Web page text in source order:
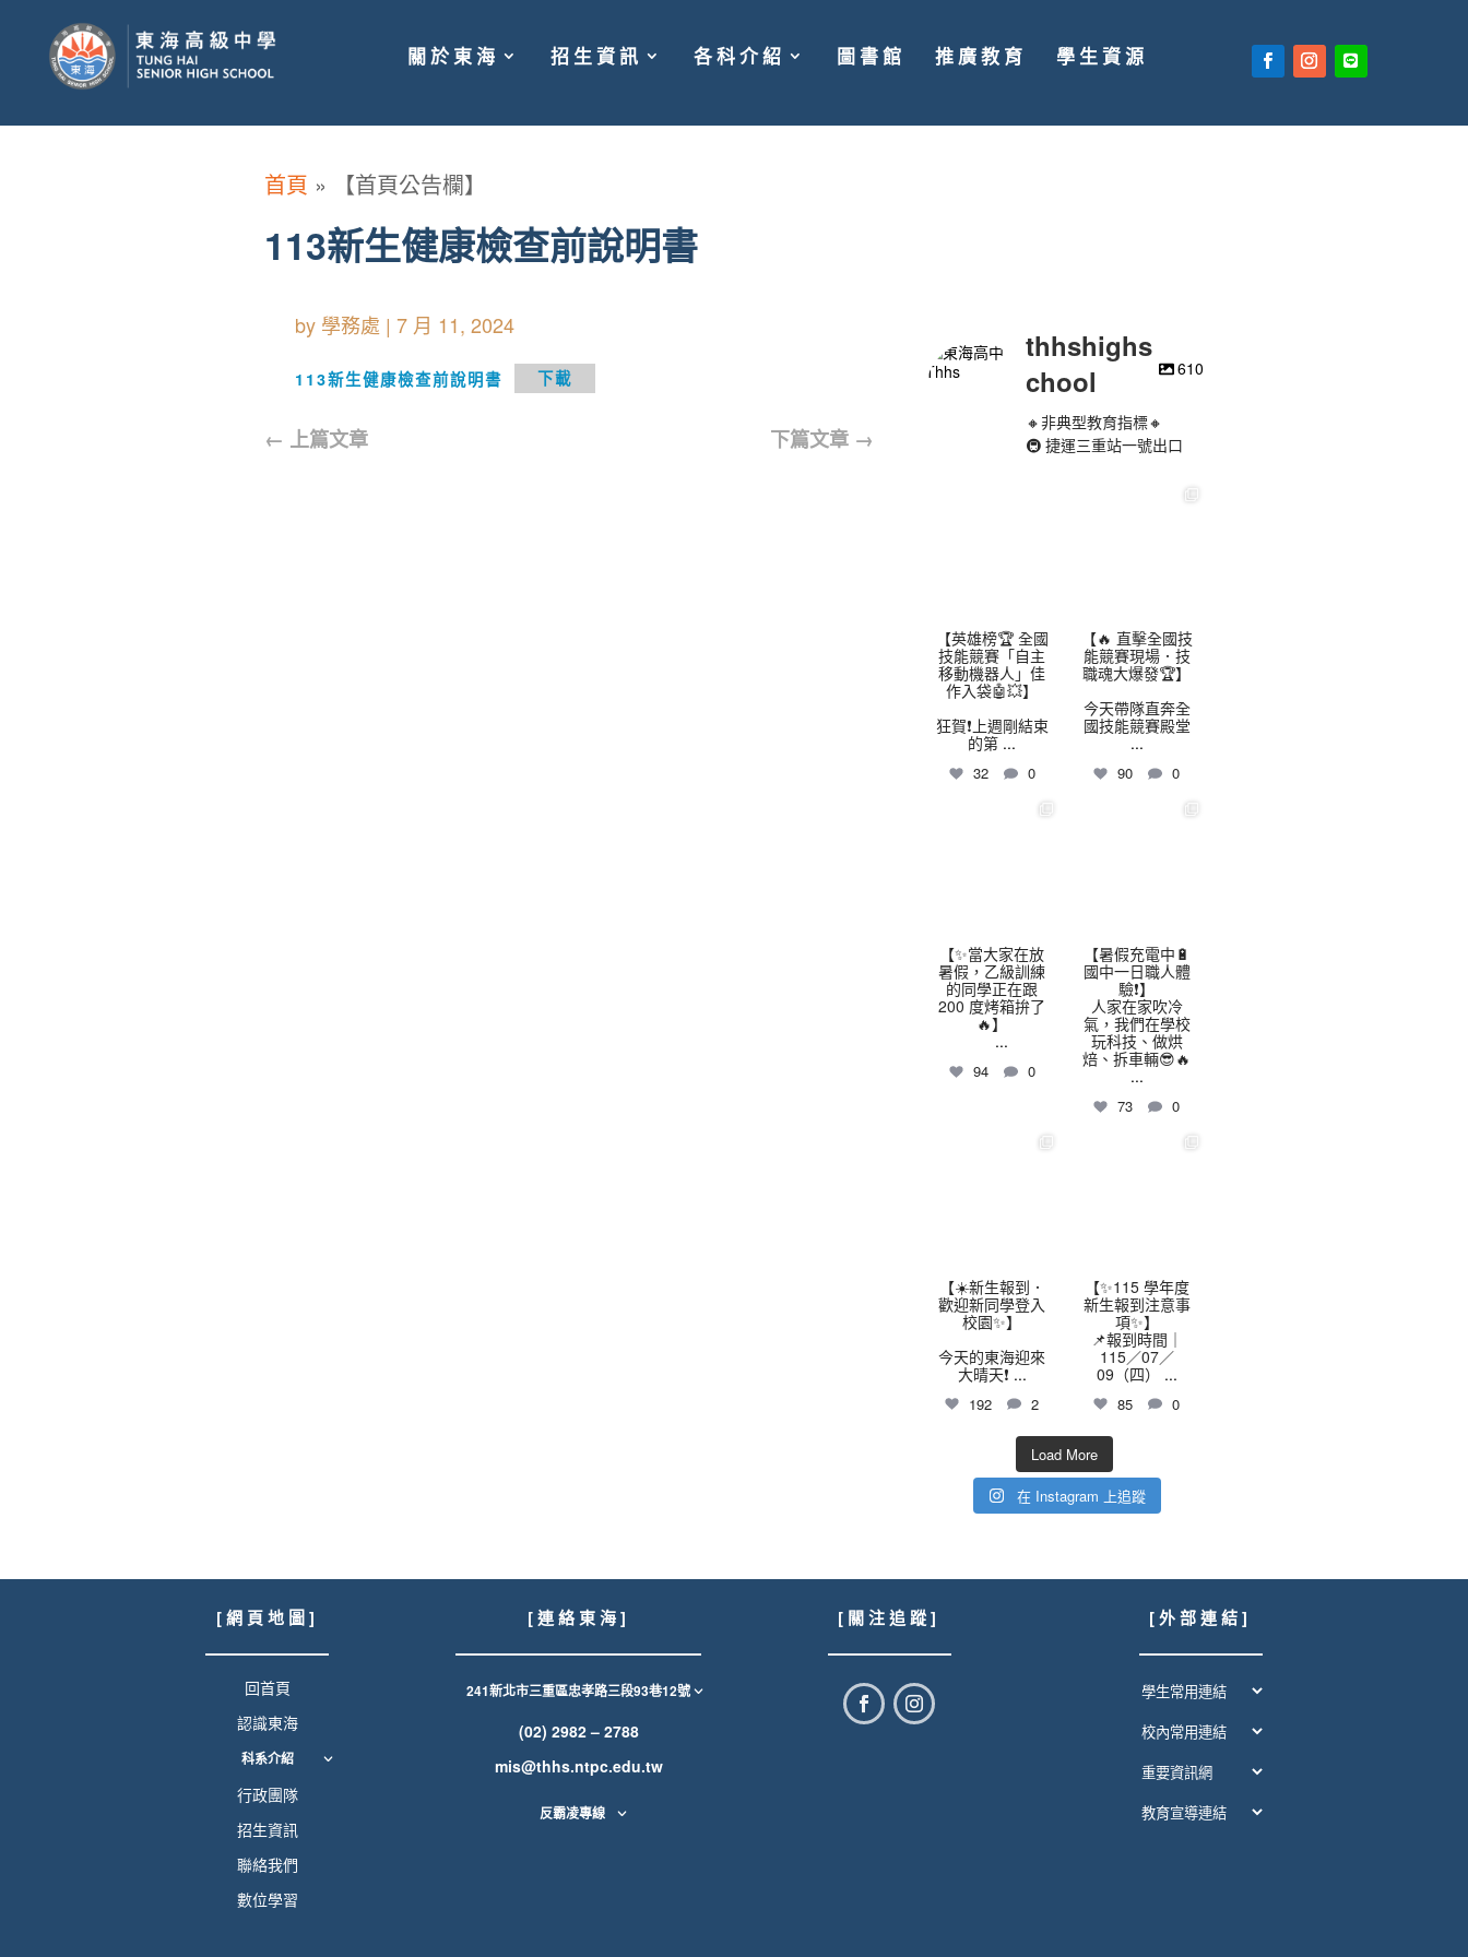
關於東海 招生資訊 各科介紹 圖書館 推廣教育 學生資源
首頁 » 【首頁公告欄】
113新生健康檢查前說明書
by 學務處 | 7 月 11, 2024
113新生健康檢查前說明書 下載
← 上篇文章 下篇文章→
thhshighs
chool
610
🔸非典型教育指標🔸
🚇 捷運三重站一號出口
【英雄榜🏆 全國
技能競賽「自主
移動機器人」佳
作入袋🤖💥】
狂賀❗上週剛結束
的第 ...
32 0
【🔥 直擊全國技
能競賽現場．技
職魂大爆發🏆】
今天帶隊直奔全
國技能競賽殿堂
...
90 0
【✨當大家在放
暑假，乙級訓練
的同學正在跟
200 度烤箱拚了
🔥】
...
94 0
【暑假充電中🔋
國中一日職人體
驗❗】
人家在家吹冷
氣，我們在學校
玩科技、做烘
焙、拆車輛😎🔥
...
73 0
【☀️新生報到．
歡迎新同學登入
校園✨】
今天的東海迎來
大晴天❗ ...
192 2
【✨115 學年度
新生報到注意事
項✨】
📌報到時間｜
115／07／
09（四）
...
85 0
Load More
在 Instagram 上追蹤
[ 網 頁 地 圖 ]
回首頁
認識東海
科系介紹
行政團隊
招生資訊
聯絡我們
數位學習
[ 連 絡 東 海 ]
241新北市三重區忠孝路三段93巷12號
(02) 2982 – 2788
mis@thhs.ntpc.edu.tw
反霸凌專線
[ 關 注 追 蹤 ] [ 外 部 連 結 ]